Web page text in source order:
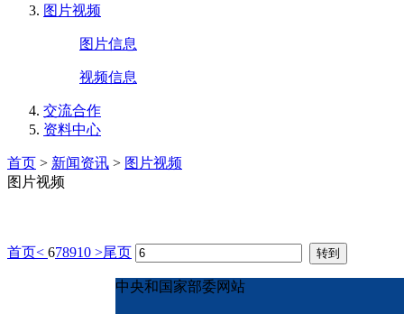
图片视频
图片信息
视频信息
交流合作
资料中心
首页 > 新闻资讯 > 图片视频
图片视频
首页< 678910 >尾页
中央和国家部委网站